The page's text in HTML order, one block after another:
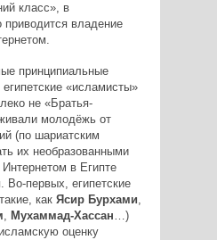
класс», в
приводится владение
принципиальные
«исламисты»
не «Братья­-
молодёжь от
(по шариатским
их необразованными
в Египте
Во-первых, египетские
как Ясир Бурхами,
, Мухаммад-Хассан…)
оценку